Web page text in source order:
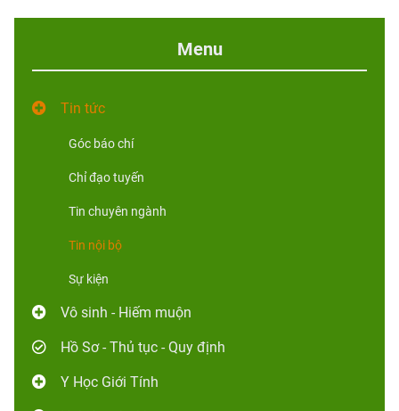
Menu
Tin tức
Góc báo chí
Chỉ đạo tuyến
Tin chuyên ngành
Tin nội bộ
Sự kiện
Vô sinh - Hiếm muộn
Hồ Sơ - Thủ tục - Quy định
Y Học Giới Tính